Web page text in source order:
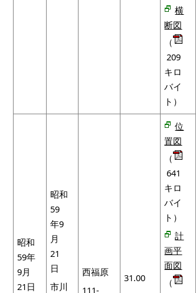
横
断図
（
209
キロ
バイ
ト）
昭和
59年
9月
21日
昭和
59
年9
月
21
日
市川
西福原
111-
31.00
位
置図
（
641
キロ
バイ
ト）
計
画平
面図
（